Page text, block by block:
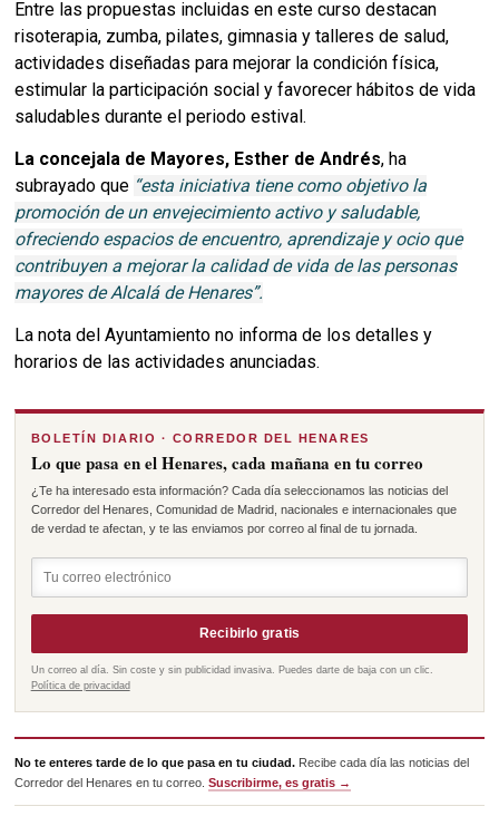
Entre las propuestas incluidas en este curso destacan
risoterapia, zumba, pilates, gimnasia y talleres de salud,
actividades diseñadas para mejorar la condición física,
estimular la participación social y favorecer hábitos de vida
saludables durante el periodo estival.
La concejala de Mayores, Esther de Andrés, ha
subrayado que “esta iniciativa tiene como objetivo la
promoción de un envejecimiento activo y saludable,
ofreciendo espacios de encuentro, aprendizaje y ocio que
contribuyen a mejorar la calidad de vida de las personas
mayores de Alcalá de Henares”.
La nota del Ayuntamiento no informa de los detalles y
horarios de las actividades anunciadas.
BOLETÍN DIARIO · CORREDOR DEL HENARES
Lo que pasa en el Henares, cada mañana en tu correo
¿Te ha interesado esta información? Cada día seleccionamos las noticias del
Corredor del Henares, Comunidad de Madrid, nacionales e internacionales que
de verdad te afectan, y te las enviamos por correo al final de tu jornada.
Recibirlo gratis
Un correo al día. Sin coste y sin publicidad invasiva. Puedes darte de baja con un clic.
Política de privacidad
No te enteres tarde de lo que pasa en tu ciudad. Recibe cada día las noticias del
Corredor del Henares en tu correo.Suscribirme, es gratis →